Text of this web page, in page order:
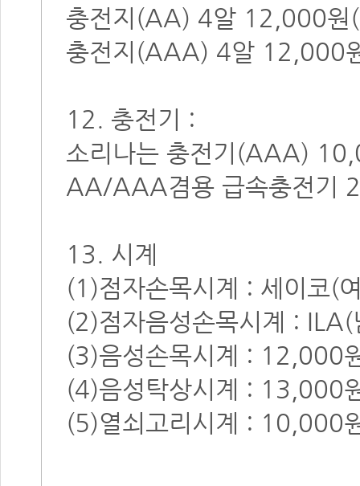
충전지(AA) 4알 12,000
충전지(AAA) 4알 12,000
12. 충전기 :
소리나는 충전기(AAA)
AA/AAA겸용 급속충전기
13. 시계
(1)점자손목시계 : 세이코(
(2)점자음성손목시계 :
(3)음성손목시계 : 12,000
(4)음성탁상시계 : 13,000
(5)열쇠고리시계 : 10,000